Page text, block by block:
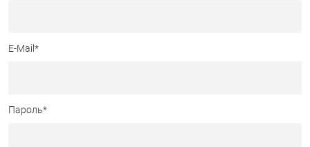
E-Mail *
Пароль*